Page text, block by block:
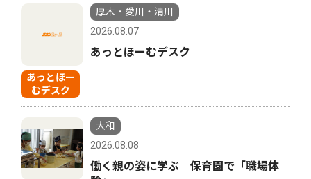
あっとほー
むデスク
厚木・愛川・清川
2026.08.07
あっとほーむデスク
大和
2026.08.08
働く親の姿に学ぶ 保育園で「職場体